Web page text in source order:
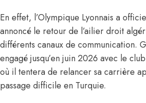
En effet, l’Olympique Lyonnais a
annoncé le retour de l’ailier droit
différents canaux de communication.
engagé jusqu’en juin 2026 avec le
où il tentera de relancer sa carrière
passage difficile en Turquie.